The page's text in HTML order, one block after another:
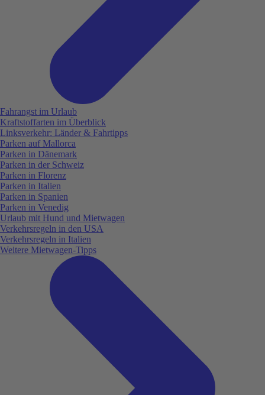
Fahrangst im Urlaub
Kraftstoffarten im Überblick
Linksverkehr: Länder & Fahrtipps
Parken auf Mallorca
Parken in Dänemark
Parken in der Schweiz
Parken in Florenz
Parken in Italien
Parken in Spanien
Parken in Venedig
Urlaub mit Hund und Mietwagen
Verkehrsregeln in den USA
Verkehrsregeln in Italien
Weitere Mietwagen-Tipps